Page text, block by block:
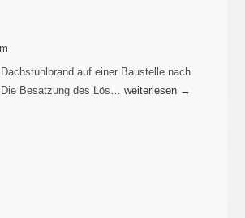
auf einer Baustelle nach
Besatzung des Lös…weiterlesen →